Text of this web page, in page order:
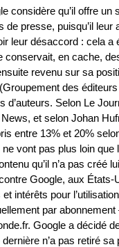
considère qu’il offre un
presse, puisqu’il leur
leur désaccord : cela a
conservait, en cache,
revenu sur sa
des
d’auteurs. Selon Le
et selon Johan
entre 13% et 20%
vont pas plus loin
qu’il n’a pas créé
Google, aux États-
intérêts pour
par
Google a décidé
n’a pas retiré